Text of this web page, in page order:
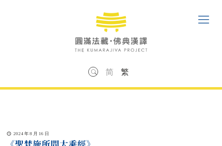
简 繁
2024 年 8 月 16 日